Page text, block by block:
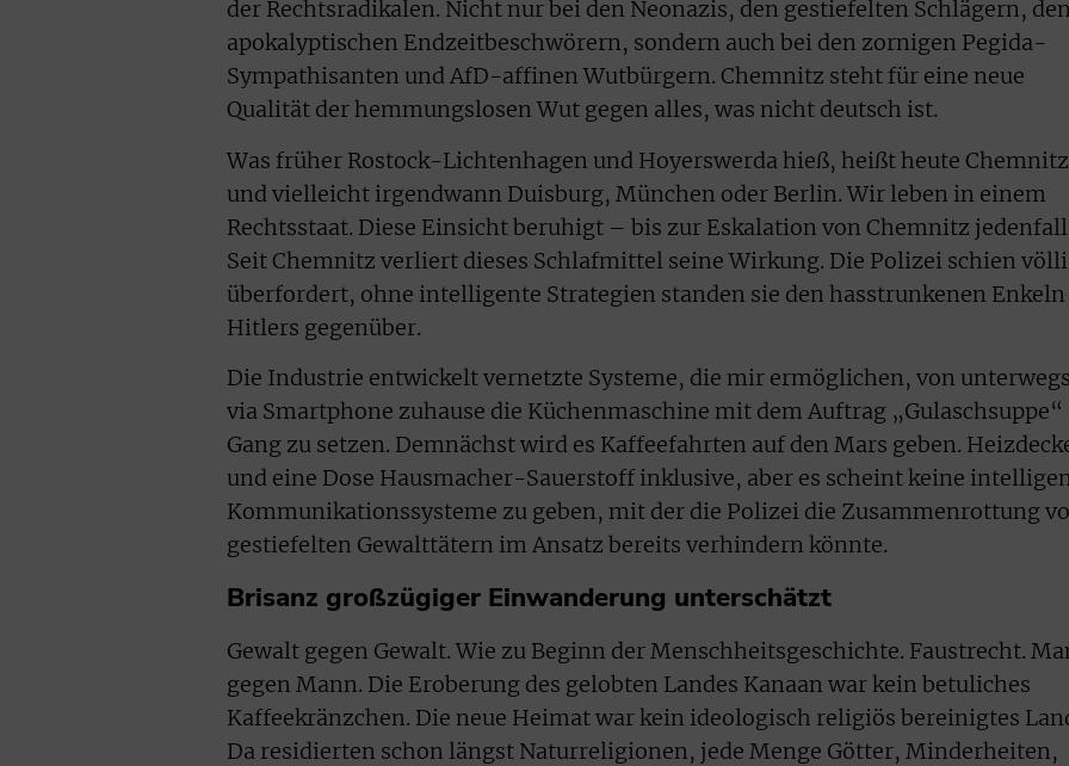
der Rechtsradikalen. Nicht nur bei den Neonazis, den gestiefelten Schlägern, den
apokalyptischen Endzeitbeschwörern, sondern auch bei den zornigen Pegida-
Sympathisanten und AfD-affinen Wutbürgern. Chemnitz steht für eine neue
Qualität der hemmungslosen Wut gegen alles, was nicht deutsch ist.
Was früher Rostock-Lichtenhagen und Hoyerswerda hieß, heißt heute Chemnitz
und vielleicht irgendwann Duisburg, München oder Berlin. Wir leben in einem
Rechtsstaat. Diese Einsicht beruhigt – bis zur Eskalation von Chemnitz
Seit Chemnitz verliert dieses Schlafmittel seine Wirkung. Die Polizei schien
überfordert, ohne intelligente Strategien standen sie den hasstrunkenen Enkeln
Hitlers gegenüber.
Die Industrie entwickelt vernetzte Systeme, die mir ermöglichen, von unterwegs
via Smartphone zuhause die Küchenmaschine mit dem Auftrag „Gulaschsuppe“
Gang zu setzen. Demnächst wird es Kaffeefahrten auf den Mars geben.
und eine Dose Hausmacher-Sauerstoff inklusive, aber es scheint keine
Kommunikationssysteme zu geben, mit der die Polizei die Zusammenrottung
gestiefelten Gewalttätern im Ansatz bereits verhindern könnte.
Brisanz großzügiger Einwanderung unterschätzt
Gewalt gegen Gewalt. Wie zu Beginn der Menschheitsgeschichte. Faustrecht.
gegen Mann. Die Eroberung des gelobten Landes Kanaan war kein betuliches
Kaffeekränzchen. Die neue Heimat war kein ideologisch religiös bereinigtes
Da residierten schon längst Naturreligionen, jede Menge Götter, Minderheiten,